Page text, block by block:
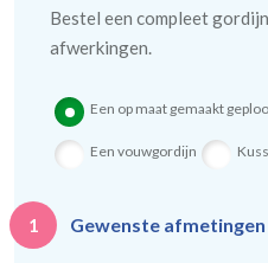
Bestel een compleet
afwerkingen.
Een op maat gemaakt
Een vouwgordijn
1 Gewenste afmetingen